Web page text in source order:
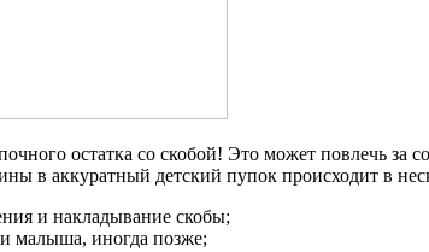
остатка со скобой! Это может повлечь за
в аккуратный детский пупок происходит в
и накладывание скобы;
малыша, иногда позже;